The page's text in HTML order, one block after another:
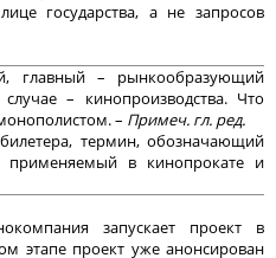
государства, а не запросов
главный – рынкообразующий
– кинопроизводства. Что
– Примеч. гл. ред.
термин, обозначающий
применяемый в кинопрокате и
запускает проект в
этапе проект уже анонсирован